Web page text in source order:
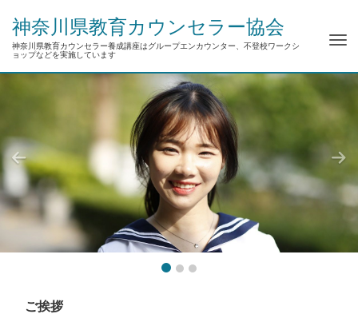
神奈川県教育カウンセラー協会
神奈川県教育カウンセラー養成講座はグループエンカウンター、不登校ワークシ
ョップなどを実施しています
ご挨拶